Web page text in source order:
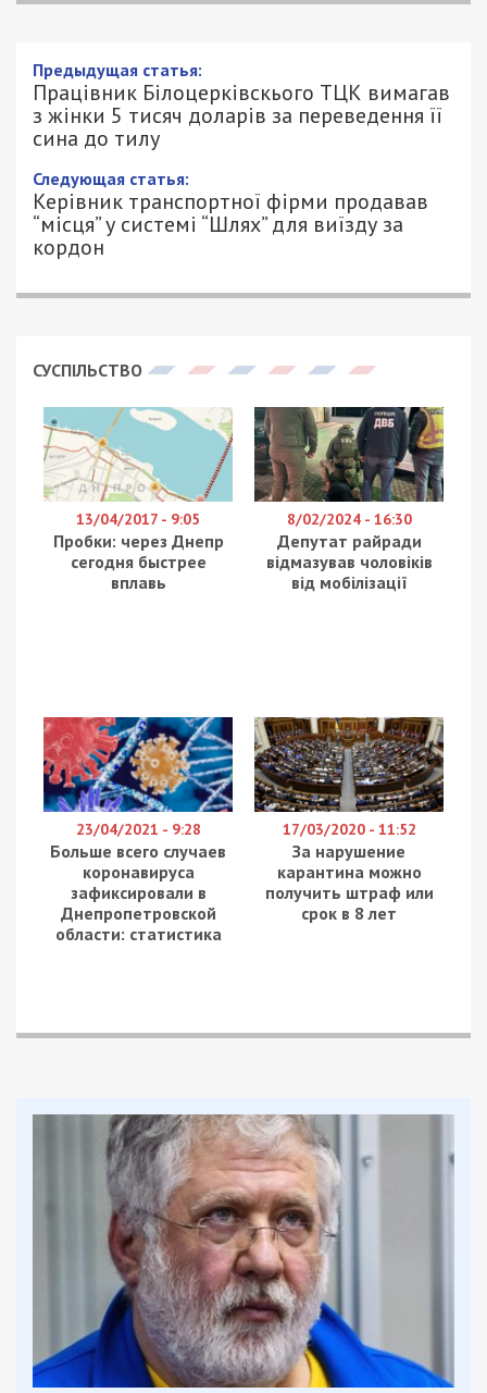
Предыдущая статья:
Працівник Білоцерківскього ТЦК вимагав
з жінки 5 тисяч доларів за переведення її
сина до тилу
Следующая статья:
Керівник транспортної фірми продавав
“місця” у системі “Шлях” для виїзду за
кордон
СУСПІЛЬСТВО
13/04/2017 - 9:05
Пробки: через Днепр
сегодня быстрее
вплавь
8/02/2024 - 16:30
Депутат райради
відмазував чоловіків
від мобілізації
23/04/2021 - 9:28
Больше всего случаев
коронавируса
зафиксировали в
Днепропетровской
области: статистика
17/03/2020 - 11:52
За нарушение
карантина можно
получить штраф или
срок в 8 лет